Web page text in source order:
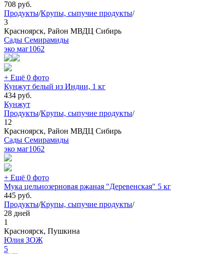
708 руб.
Продукты/Крупы, сыпучие продукты/
3
Красноярск, Район МВДЦ Сибирь
Сады Семирамиды
эко маг1062
+ Ещё 0 фото
Кунжут белый из Индии, 1 кг
434 руб.
Кунжут
Продукты/Крупы, сыпучие продукты/
12
Красноярск, Район МВДЦ Сибирь
Сады Семирамиды
эко маг1062
+ Ещё 0 фото
Мука цельнозерновая ржаная "Деревенская" 5 кг
445 руб.
Продукты/Крупы, сыпучие продукты/
28 дней
1
Красноярск, Пушкина
Юлия ЗОЖ
5